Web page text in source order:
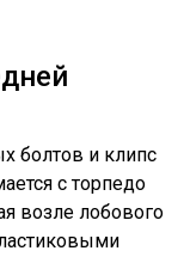
болтов и клипс
с торпедо
возле лобового